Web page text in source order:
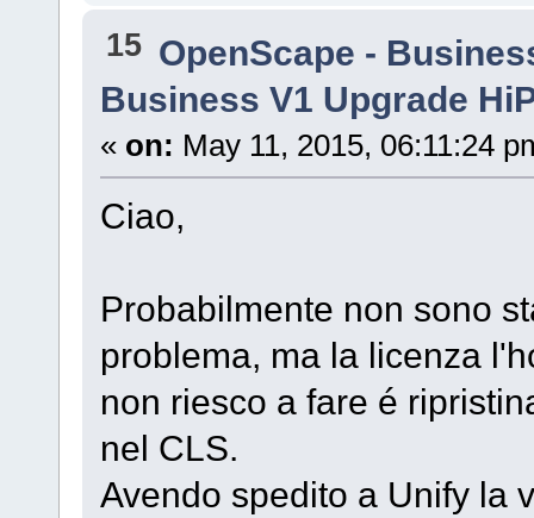
15 OpenScape -
Business V1 Upgrade
« on: May 11, 2015, 06:11:24
Ciao,
Probabilmente non sono
problema, ma la licenza
non riesco a fare é
nel CLS.
Avendo spedito a Unify la